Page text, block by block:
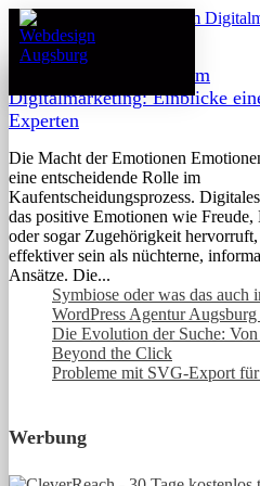
Marketingpsychologie im
Digitalmarketing: Einblicke
Experten
Die Macht der Emotionen
eine entscheidende Rolle im
Kaufentscheidungsprozess.
das positive Emotionen wie
oder sogar Zugehörigkeit
effektiver sein als nüchterne,
Ansätze. Die...
Symbiose oder was das auch
WordPress Agentur
Die Evolution der Suche:
Beyond the Click
Probleme mit SVG-Export
Werbung